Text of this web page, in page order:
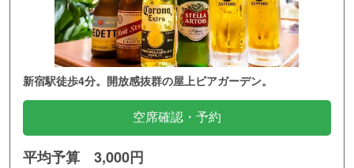
新宿駅徒歩4分。開放感抜群の屋上ビアガーデン。
空席確認・予約
平均予算 3,000円